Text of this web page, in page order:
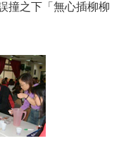
撞之下「無心插柳柳